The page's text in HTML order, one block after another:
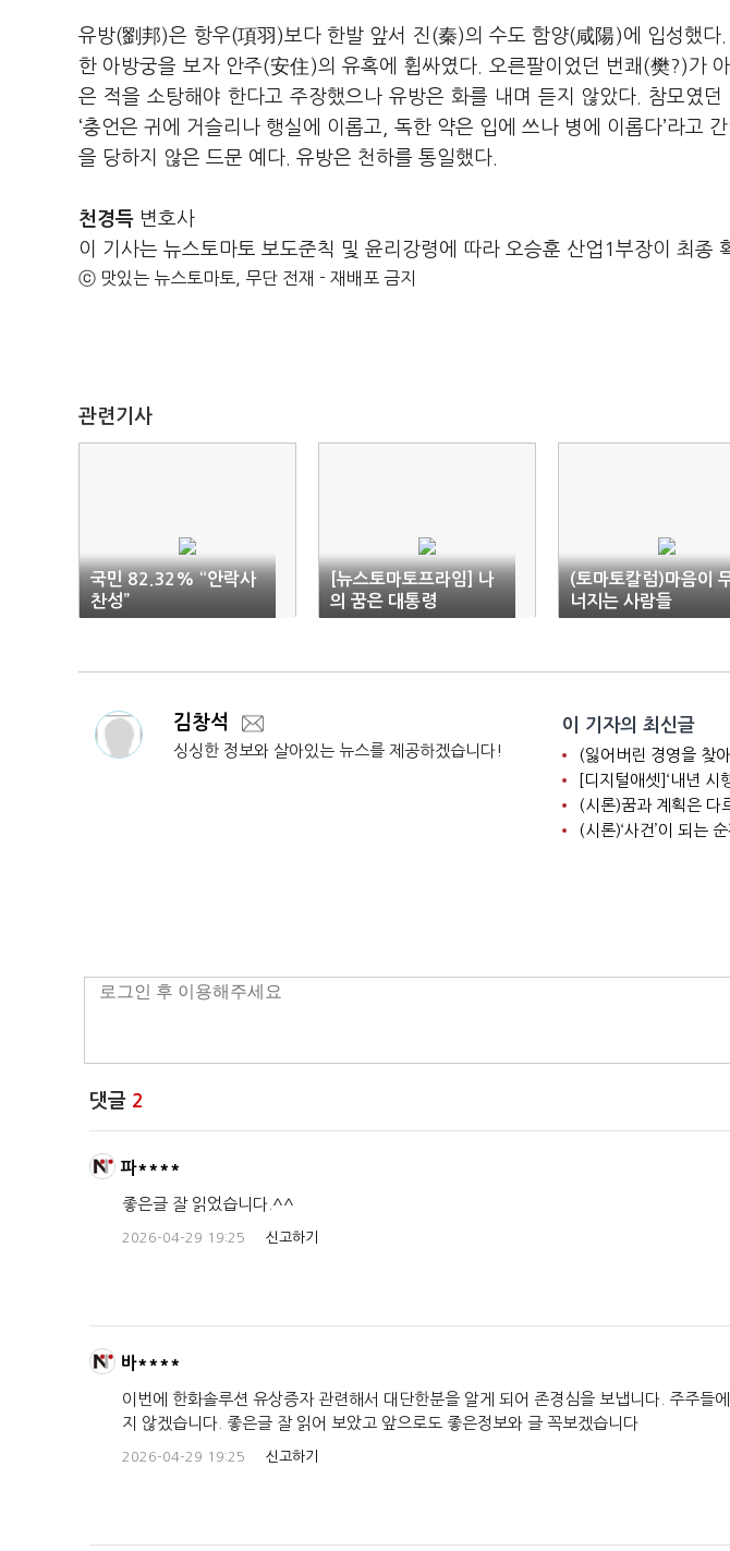
유방(劉邦)은 항우(項羽)보다 한발 앞서 진(秦)의 수도 함양(咸陽)에 입성했다
한 아방궁을 보자 안주(安住)의 유혹에 휩싸였다. 오른팔이었던 번쾌(樊?)가
은 적을 소탕해야 한다고 주장했으나 유방은 화를 내며 듣지 않았다. 참모였던
‘충언은 귀에 거슬리나 행실에 이롭고, 독한 약은 입에 쓰나 병에 이롭다’라고
을 당하지 않은 드문 예다. 유방은 천하를 통일했다.
천경득 변호사
이 기사는 뉴스토마토 보도준칙 및 윤리강령에 따라 오승훈 산업1부장이 최종
ⓒ 맛있는 뉴스토마토, 무단 전재 - 재배포 금지
관련기사
국민 82.32% “안락사
찬성”
[뉴스토마토프라임] 나
의 꿈은 대통령
(토마토칼럼)마음이
너지는 사람들
김창석
싱싱한 정보와 살아있는 뉴스를 제공하겠습니다!
이 기자의 최신글
[디지털애셋]‘내년
(시론)꿈과 계획은 다
(시론)‘사건’이 되는
댓글 2
파****
좋은글 잘 읽었습니다.^^
2026-04-29 19:25 신고하기
바****
이번에 한화솔루션 유상증자 관련해서 대단한분을 알게 되어 존경심을 보냅니다. 주주들
지 않겠습니다. 좋은글 잘 읽어 보았고 앞으로도 좋은정보와 글 꼭보겠습니다
2026-04-29 19:25 신고하기